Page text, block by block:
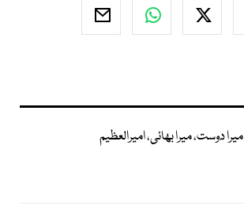
میرا دوست، میرا بھائی، امیرالعظیم